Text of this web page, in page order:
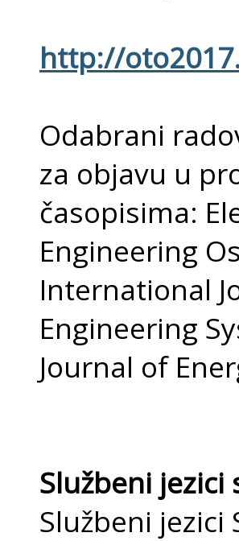
http://
Odabrani
za objavu u
časopisima:
Engineering
International
Engineering
Journal of
Službeni jezici
Službeni